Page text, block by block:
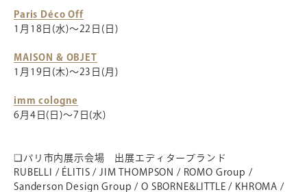
Paris Déco Off
1月18日(水)～22日(日)
MAISON & OBJET
1月19日(木)～23日(月)
imm cologne
6月4日(日)～7日(水)
❑パリ市内展示会場 出展エディターブランド
RUBELLI / ÉLITIS / JIM THOMPSON / ROMO Group /
Sanderson Design Group / O SBORNE&LITTLE / KHROMA /